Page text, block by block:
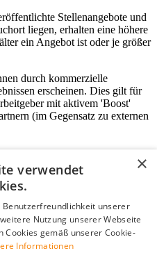
Stellenangebote und
liegen, erhalten eine höhere
ein Angebot ist oder je größer
durch kommerzielle
erscheinen. Dies gilt für
mit aktivem 'Boost'
(im Gegensatz zu externen
×
verwendet
Benutzerfreundlichkeit unserer
Nutzung unserer Webseite
Cookies gemäß unserer Cookie-
Informationen